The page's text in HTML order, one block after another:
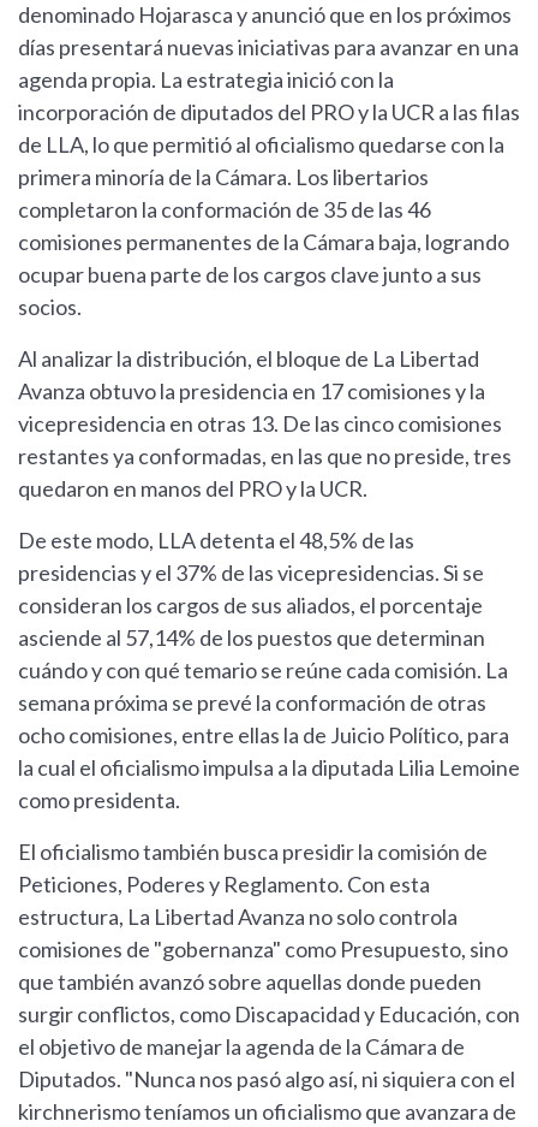
denominado Hojarasca y anunció que en los próximos
días presentará nuevas iniciativas para avanzar en una
agenda propia. La estrategia inició con la
incorporación de diputados del PRO y la UCR a las filas
de LLA, lo que permitió al oficialismo quedarse con la
primera minoría de la Cámara. Los libertarios
completaron la conformación de 35 de las 46
comisiones permanentes de la Cámara baja, logrando
ocupar buena parte de los cargos clave junto a sus
socios.
Al analizar la distribución, el bloque de La Libertad
Avanza obtuvo la presidencia en 17 comisiones y la
vicepresidencia en otras 13. De las cinco comisiones
restantes ya conformadas, en las que no preside, tres
quedaron en manos del PRO y la UCR.
De este modo, LLA detenta el 48,5% de las
presidencias y el 37% de las vicepresidencias. Si se
consideran los cargos de sus aliados, el porcentaje
asciende al 57,14% de los puestos que determinan
cuándo y con qué temario se reúne cada comisión. La
semana próxima se prevé la conformación de otras
ocho comisiones, entre ellas la de Juicio Político, para
la cual el oficialismo impulsa a la diputada Lilia Lemoine
como presidenta.
El oficialismo también busca presidir la comisión de
Peticiones, Poderes y Reglamento. Con esta
estructura, La Libertad Avanza no solo controla
comisiones de "gobernanza" como Presupuesto, sino
que también avanzó sobre aquellas donde pueden
surgir conflictos, como Discapacidad y Educación, con
el objetivo de manejar la agenda de la Cámara de
Diputados. "Nunca nos pasó algo así, ni siquiera con el
kirchnerismo teníamos un oficialismo que avanzara de